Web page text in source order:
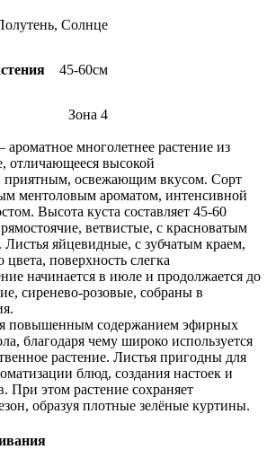
, Солнце
45-60см
Зона 4
многолетнее растение из
отличающееся высокой
приятным, освежающим вкусом. Сорт
ментоловым ароматом, интенсивной
Высота куста составляет 45-60
ветвистые, с красноватым
Листья яйцевидные, с зубчатым краем,
поверхность слегка
начинается в июле и продолжается до
сиренево-розовые, собраны в
повышенным содержанием эфирных
благодаря чему широко используется
растение. Листья пригодны для
блюд, создания настоек и
При этом растение сохраняет
образуя плотные зелёные куртины.